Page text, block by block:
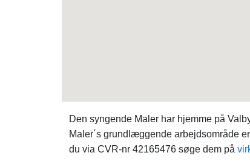
Den syngende Maler har hjemme på
Maler´s grundlæggende arbejdsområde
du via CVR-nr 42165476 søge dem på